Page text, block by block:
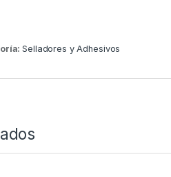
Selladores y Adhesivos